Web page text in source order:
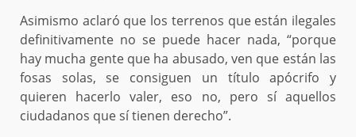
Asimismo aclaró que los terrenos que están ilegales
definitivamente no se puede hacer nada, “porque
hay mucha gente que ha abusado, ven que están las
fosas solas, se consiguen un título apócrifo y
quieren hacerlo valer, eso no, pero sí aquellos
ciudadanos que sí tienen derecho”.